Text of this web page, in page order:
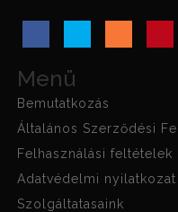
Menü
Bemutatkozás
Általános Szerződési
Felhasználási feltételek
Adatvédelmi nyilatkozat
Szolgáltatasaink